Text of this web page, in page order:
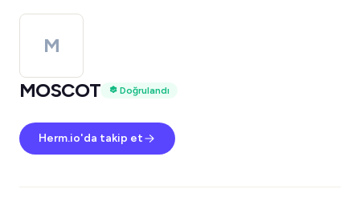
M
MOSCOT
Doğrulandı
Herm.io'da takip et